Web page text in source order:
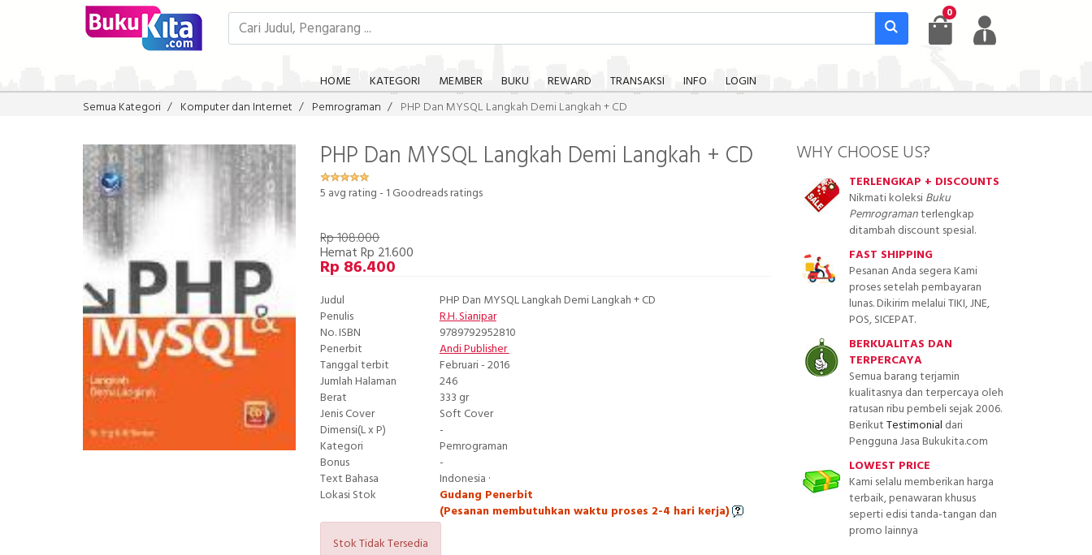
0
HOME KATEGORI MEMBER BUKU REWARD TRANSAKSI INFO
LOGIN
Semua Kategori
Komputer dan Internet Pemrograman PHP Dan MYSQL Langkah Demi Langkah + CD
PHP Dan MYSQL Langkah Demi Langkah + CD
5 avg rating - 1 Goodreads ratings
Rp 108.000
Hemat Rp 21.600
Rp 86.400
Judul
PHP Dan MYSQL Langkah Demi Langkah + CD
Penulis
R.H. Sianipar
No. ISBN
9789792952810
Penerbit
Andi Publisher
Tanggal terbit
Februari - 2016
Jumlah Halaman
246
Berat
333 gr
Jenis Cover
Soft Cover
Dimensi(L x P)
-
Kategori
Pemrograman
Bonus
-
Text Bahasa
Indonesia ·
Lokasi Stok
Gudang Penerbit
(Pesanan membutuhkan waktu proses 2-4 hari kerja)
Stok Tidak Tersedia
WHY CHOOSE US?
TERLENGKAP + DISCOUNTS
Nikmati koleksiBuku
Pemrogramanterlengkap
ditambah discount spesial.
FAST SHIPPING
Pesanan Anda segera Kami
proses setelah pembayaran
lunas. Dikirim melalui TIKI, JNE,
POS, SICEPAT.
BERKUALITAS DAN
TERPERCAYA
Semua barang terjamin
kualitasnya dan terpercaya oleh
ratusan ribu pembeli sejak 2006.
BerikutTestimonial dari
Pengguna Jasa Bukukita.com
LOWEST PRICE
Kami selalu memberikan harga
terbaik, penawaran khusus
seperti edisi tanda-tangan dan
promo lainnya